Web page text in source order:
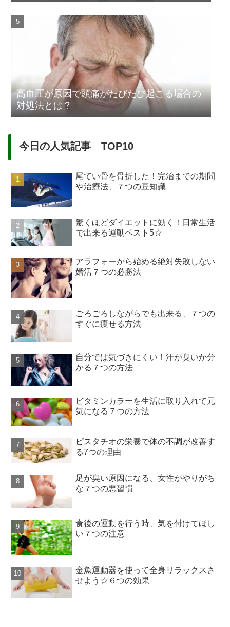
高血圧が原因で頭痛がたびたび起こる場合の
対処法とは？
今日の人気記事 TOP10
尾てい骨を骨折した！完治までの期間
や治療法、７つの豆知識
驚くほどダイエットに効く！日常生活
で出来る運動ベスト5☆
アラフォーから始める絶対失敗しない
婚活７つの必勝法
ごろごろしながらでも出来る、７つの
すぐに痩せる方法
自分では気づきにくい！汗が臭いか分
かる７つの方法
ビタミンカラーを生活に取り入れて元
気になる７つの方法
ピスタチオの栄養で体の不調が改善す
る7つの理由
足が臭い原因になる、女性がやりがち
な７つの悪習慣
食後の運動を行う時、気を付けてほし
い７つの注意
金魚運動器を使って全身リラックスさ
せよう☆６つの効果